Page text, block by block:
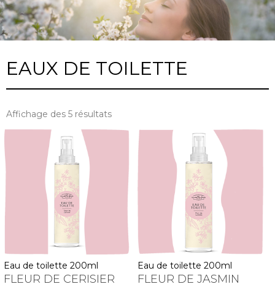
EAUX DE TOILETTE
Affichage des 5 résultats
eau de toilette 200ml
FLEUR DE CERISIER
eau de toilette 200ml
FLEUR DE JASMIN